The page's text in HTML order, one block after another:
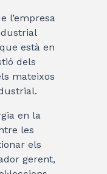
l’empresa
està en
dels
mateixos
en la
les
els
gerent,